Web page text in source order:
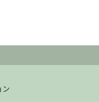
ン